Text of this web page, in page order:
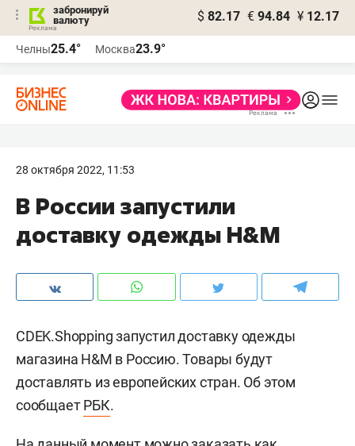
забронируй
валюту
$ 82.17 € 94.84 ¥ 12.17
Челны25.4° Москва23.9°
28 октября 2022, 11:53
В России запустили
доставку одежды H&M
CDEK.Shopping запустил доставку одежды
магазина H&M в Россию. Товары будут
доставлять из европейских стран. Об этом
сообщаетРБК.